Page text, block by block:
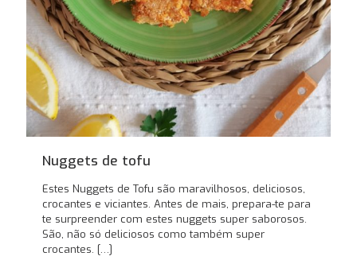
Nuggets de tofu
Estes Nuggets de Tofu são maravilhosos, deliciosos,
crocantes e viciantes. Antes de mais, prepara-te para
te surpreender com estes nuggets super saborosos.
São, não só deliciosos como também super
crocantes. […]